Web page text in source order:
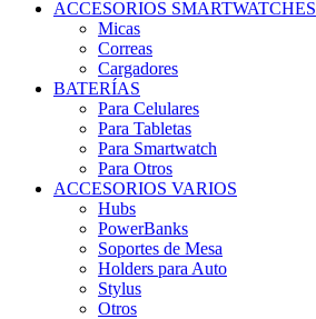
ACCESORIOS SMARTWATCHES
Micas
Correas
Cargadores
BATERÍAS
Para Celulares
Para Tabletas
Para Smartwatch
Para Otros
ACCESORIOS VARIOS
Hubs
PowerBanks
Soportes de Mesa
Holders para Auto
Stylus
Otros